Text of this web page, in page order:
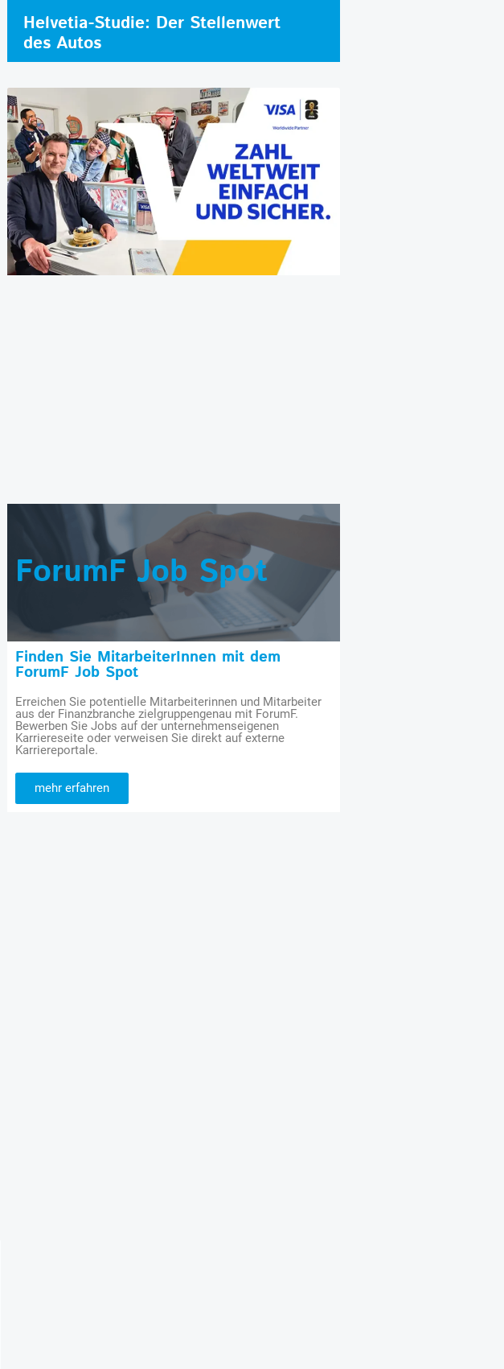
Helvetia-Studie: Der Stellenwert
des Autos
ForumF Job Spot
Finden Sie MitarbeiterInnen mit dem
ForumF Job Spot
Erreichen Sie potentielle Mitarbeiterinnen und Mitarbeiter
aus der Finanzbranche zielgruppengenau mit ForumF.
Bewerben Sie Jobs auf der unternehmenseigenen
Karriereseite oder verweisen Sie direkt auf externe
Karriereportale.
mehr erfahren